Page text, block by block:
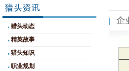
猎头动态
精英故事
猎头知识
职业规划